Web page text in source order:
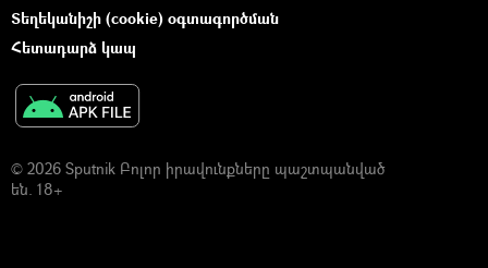
Տեղեկանիշի (cookie) օգտագործման
Հետադարձ կապ
© 2026 Sputnik Բոլոր իրավունքները պաշտպանված
են. 18+